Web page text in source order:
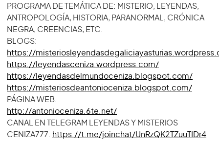
PROGRAMA DE TEMÁTICA DE: MISTERIO, LEYENDAS,
ANTROPOLOGÍA, HISTORIA, PARANORMAL, CRÓNICA
NEGRA, CREENCIAS, ETC.
BLOGS:
https://
https://leyendasceniza.wordpress.com/
https://leyendasdelmundoceniza.blogspot.com/
https://misteriosdeantonioceniza.blogspot.com/
PÁGINA WEB:
http://antonioceniza.6te.net/
CANAL EN TELEGRAM LEYENDAS Y MISTERIOS
CENIZA777: https://t.me/joinchat/UnRzQK2TZuuTIDr4